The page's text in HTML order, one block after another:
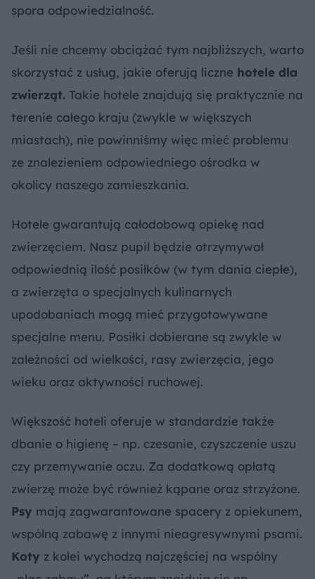
spora odpowiedzialność.
Jeśli nie chcemy obciążać tym najbliższych, warto
skorzystać z usług, jakie oferują liczne hotele dla
zwierząt. Takie hotele znajdują się praktycznie na
terenie całego kraju (zwykle w większych
miastach), nie powinniśmy więc mieć problemu
ze znalezieniem odpowiedniego ośrodka w
okolicy naszego zamieszkania.
Hotele gwarantują całodobową opiekę nad
zwierzęciem. Nasz pupil będzie otrzymywał
odpowiednią ilość posiłków (w tym dania ciepłe),
a zwierzęta o specjalnych kulinarnych
upodobaniach mogą mieć przygotowywane
specjalne menu. Posiłki dobierane są zwykle w
zależności od wielkości, rasy zwierzęcia, jego
wieku oraz aktywności ruchowej.
Większość hoteli oferuje w standardzie także
dbanie o higienę – np. czesanie, czyszczenie uszu
czy przemywanie oczu. Za dodatkową opłatą
zwierzę może być również kąpane oraz strzyżone.
Psy mają zagwarantowane spacery z opiekunem,
wspólną zabawę z innymi nieagresywnymi psami.
Koty z kolei wychodzą najczęściej na wspólny